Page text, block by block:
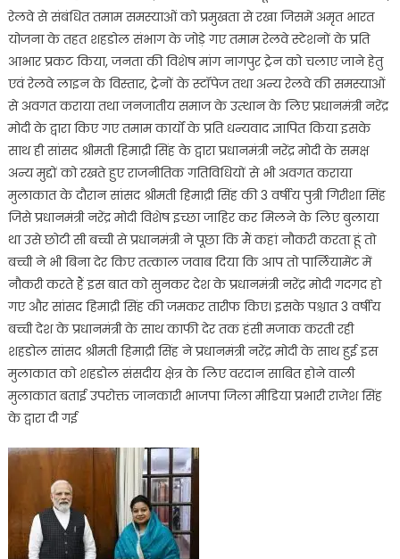
रेलवे से संबंधित तमाम समस्याओं को प्रमुखता से रखा जिसमें अमृत भारत
योजना के तहत शहडोल संभाग के जोड़े गए तमाम रेलवे स्टेशनों के प्रति
आभार प्रकट किया, जनता की विशेष मांग नागपुर ट्रेन को चलाए जाने हेतु
एवं रेलवे लाइन के विस्तार, ट्रेनों के स्टॉपेज तथा अन्य रेलवे की समस्याओं
से अवगत कराया तथा जनजातीय समाज के उत्थान के लिए प्रधानमंत्री नरेंद्र
मोदी के द्वारा किए गए तमाम कार्यों के प्रति धन्यवाद ज्ञापित किया इसके
साथ ही सांसद श्रीमती हिमाद्री सिंह के द्वारा प्रधानमंत्री नरेंद्र मोदी के समक्ष
अन्य मुद्दों को रखते हुए राजनीतिक गतिविधियों से भी अवगत कराया
मुलाकात के दौरान सांसद श्रीमती हिमाद्री सिंह की 3 वर्षीय पुत्री गिरीशा सिंह
जिसे प्रधानमंत्री नरेंद्र मोदी विशेष इच्छा जाहिर कर मिलने के लिए बुलाया
था उसे छोटी सी बच्ची से प्रधानमंत्री ने पूछा कि मैं कहां नौकरी करता हूं तो
बच्ची ने भी बिना देर किए तत्काल जवाब दिया कि आप तो पार्लियामेंट में
नौकरी करते हैं इस बात को सुनकर देश के प्रधानमंत्री नरेंद्र मोदी गदगद हो
गए और सांसद हिमाद्री सिंह की जमकर तारीफ किए। इसके पश्चात 3 वर्षीय
बच्ची देश के प्रधानमंत्री के साथ काफी देर तक हंसी मजाक करती रही
शहडोल सांसद श्रीमती हिमाद्री सिंह ने प्रधानमंत्री नरेंद्र मोदी के साथ हुई इस
मुलाकात को शहडोल संसदीय क्षेत्र के लिए वरदान साबित होने वाली
मुलाकात बताई उपरोक्त जानकारी भाजपा जिला मीडिया प्रभारी राजेश सिंह
के द्वारा दी गई